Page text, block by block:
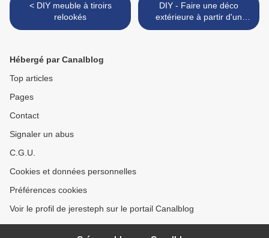
< DIY meuble à tiroirs
relookés
DIY - Faire une déco
extérieure à partir d'un
caillebotis >
Hébergé par Canalblog
Top articles
Pages
Contact
Signaler un abus
C.G.U.
Cookies et données personnelles
Préférences cookies
Voir le profil de jeresteph sur le portail Canalblog